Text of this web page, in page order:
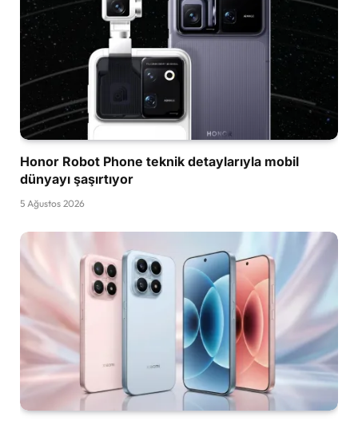
Honor Robot Phone teknik detaylarıyla mobil
dünyayı şaşırtıyor
5 Ağustos 2026